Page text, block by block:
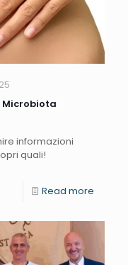
Microbiota
informazioni
quali!
Read more